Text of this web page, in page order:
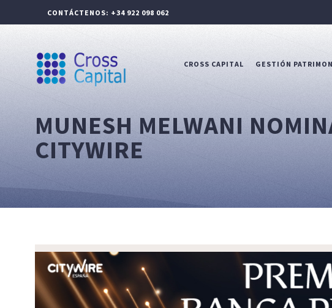
CONTÁCTENOS: +34 922 098 062
CROSS CAPITAL GESTIÓN
MUNESH MELWANI
CITYWIRE